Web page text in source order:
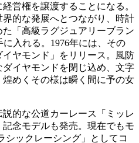
営権を譲渡することになる。
的な発展へとつながり、時計
「高級ラグジュアリーブラン
入れる。1976年には、その
ヤモンド」をリリース。風防
イヤモンドを閉じ込め、文字
めくその様は瞬く間に予の女
的な公道カーレース「ミッレ
念モデルも発売。現在でもモ
シックレーシング」としてコ